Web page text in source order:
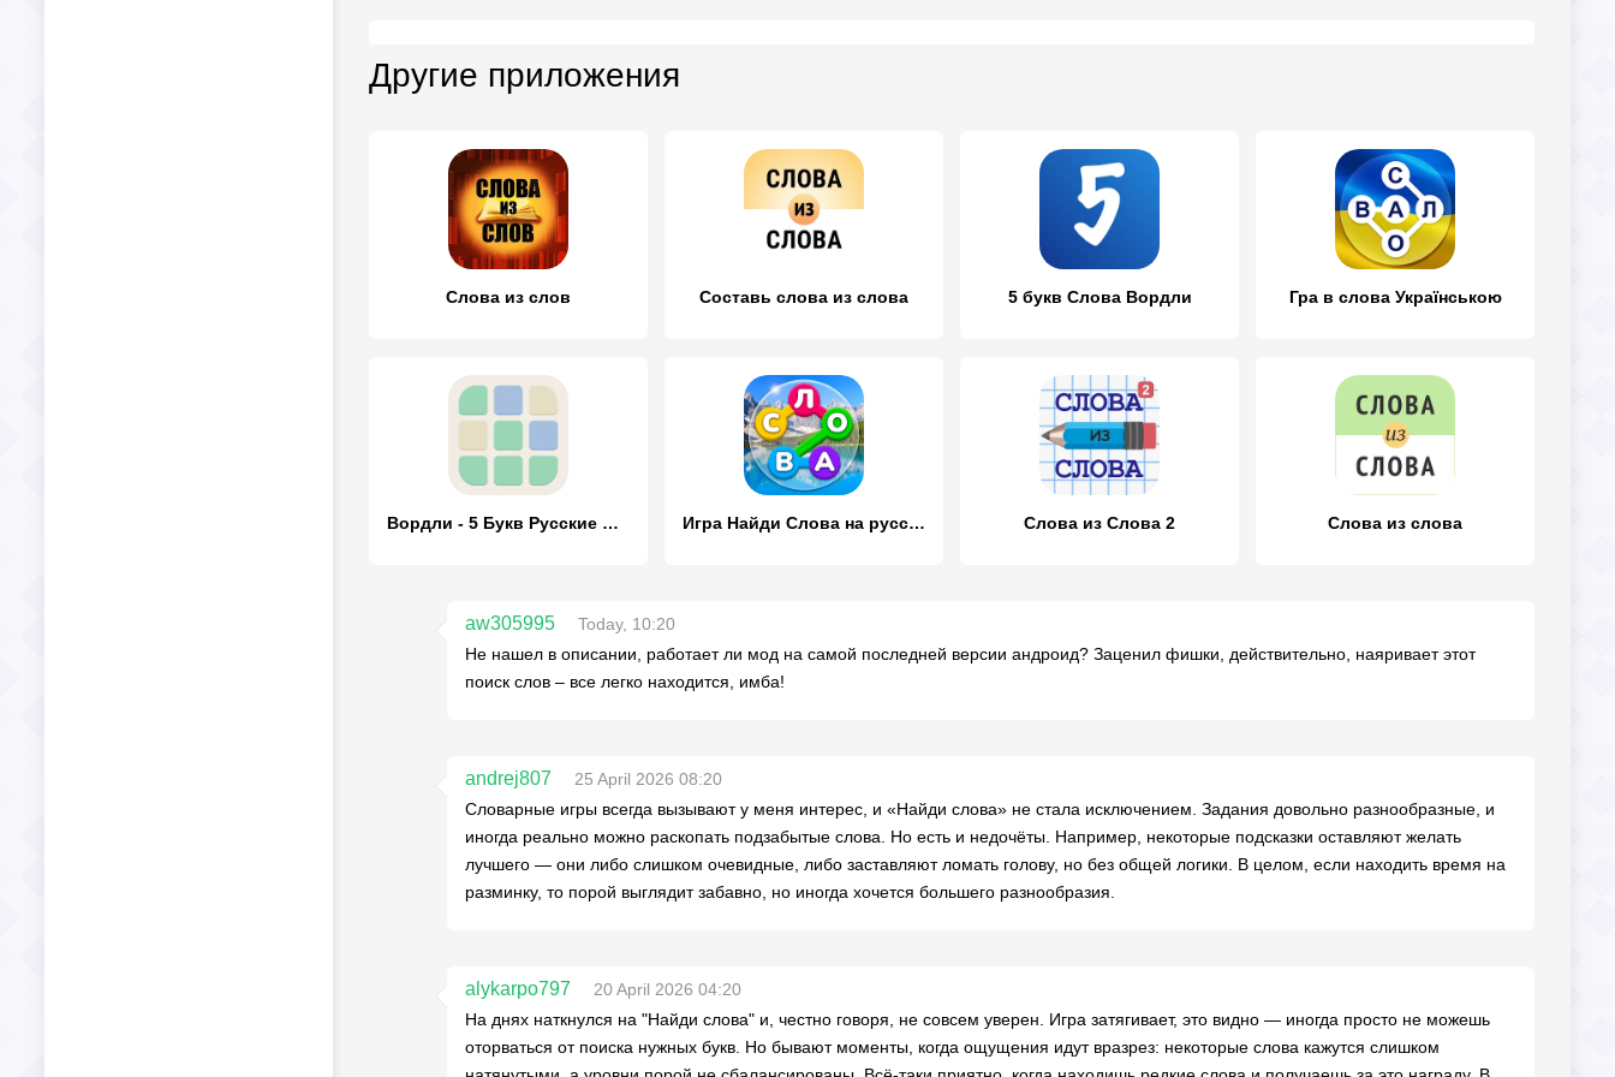
Другие приложения
Слова из слов Составь слова из слова 5 букв Слова Вордли Гра в слова Українською
Вордли - 5 Букв Русские Слова Игра Найди Слова на русском Слова из Слова 2 Слова из слова
aw305995
Today, 10:20
Не нашел в описании, работает ли мод на самой последней версии андроид? Заценил фишки, действительно, наяривает этот
поиск слов – все легко находится, имба!
andrej807
25 April 2026 08:20
Словарные игры всегда вызывают у меня интерес, и «Найди слова» не стала исключением. Задания довольно разнообразные, и
иногда реально можно раскопать подзабытые слова. Но есть и недочёты. Например, некоторые подсказки оставляют желать
лучшего — они либо слишком очевидные, либо заставляют ломать голову, но без общей логики. В целом, если находить время на
разминку, то порой выглядит забавно, но иногда хочется большего разнообразия.
alykarpo797
20 April 2026 04:20
На днях наткнулся на "Найди слова" и, честно говоря, не совсем уверен. Игра затягивает, это видно — иногда просто не можешь
оторваться от поиска нужных букв. Но бывают моменты, когда ощущения идут вразрез: некоторые слова кажутся слишком